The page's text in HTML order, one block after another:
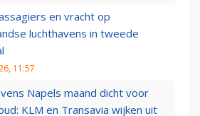
en vracht op
luchthavens in tweede
11:57
Napels maand dicht voor
KLM en Transavia wijken uit